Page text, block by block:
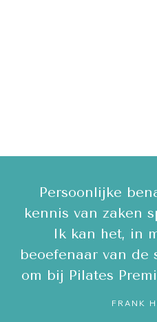
Persoonlijke
kennis van zaken
Ik kan het, in
beoefenaar van de
om bij Pilates
FRANK